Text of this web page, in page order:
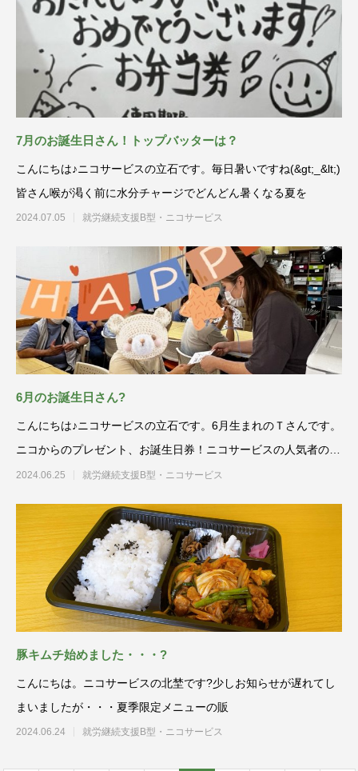
7月のお誕生日さん！トップバッターは？
こんにちは♪ニコサービスの立石です。毎日暑いですね(&gt;_&lt;)
皆さん喉が渇く前に水分チャージでどんどん暑くなる夏を
2024.07.05 就労継続支援B型・ニコサービス
6月のお誕生日さん?
こんにちは♪ニコサービスの立石です。6月生まれのＴさんです。
ニコからのプレゼント、お誕生日券！ニコサービスの人気者のT
さんは
2024.06.25 就労継続支援B型・ニコサービス
豚キムチ始めました・・・?
こんにちは。ニコサービスの北埜です?少しお知らせが遅れてし
まいましたが・・・夏季限定メニューの販
2024.06.24 就労継続支援B型・ニコサービス